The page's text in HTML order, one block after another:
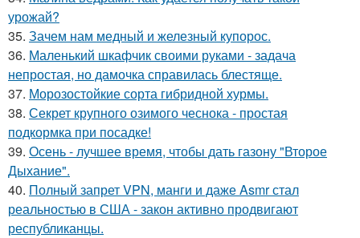
урожай?
35. Зачем нам медный и железный купорос.
36. Маленький шкафчик своими руками - задача
непростая, но дамочка справилась блестяще.
37. Морозостойкие сорта гибридной хурмы.
38. Секрет крупного озимого чеснока - простая
подкормка при посадке!
39. Осень - лучшее время, чтобы дать газону "Второе
Дыхание".
40. Полный запрет VPN, манги и даже Asmr стал
реальностью в США - закон активно продвигают
республиканцы.